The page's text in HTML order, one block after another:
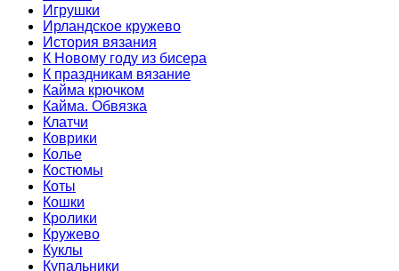
Игрушки
Ирландское кружево
История вязания
К Новому году из бисера
К праздникам вязание
Кайма крючком
Кайма. Обвязка
Клатчи
Коврики
Колье
Костюмы
Коты
Кошки
Кролики
Кружево
Куклы
Купальники